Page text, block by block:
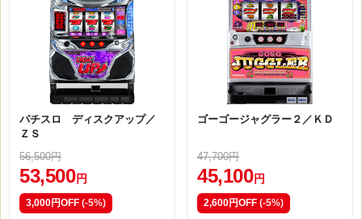
パチスロ ディスクアップ／
ＺＳ
56,500円
53,500 円
3,000円OFF (-5%)
ゴーゴージャグラー２／ＫＤ
47,700円
45,100 円
2,600円OFF (-5%)